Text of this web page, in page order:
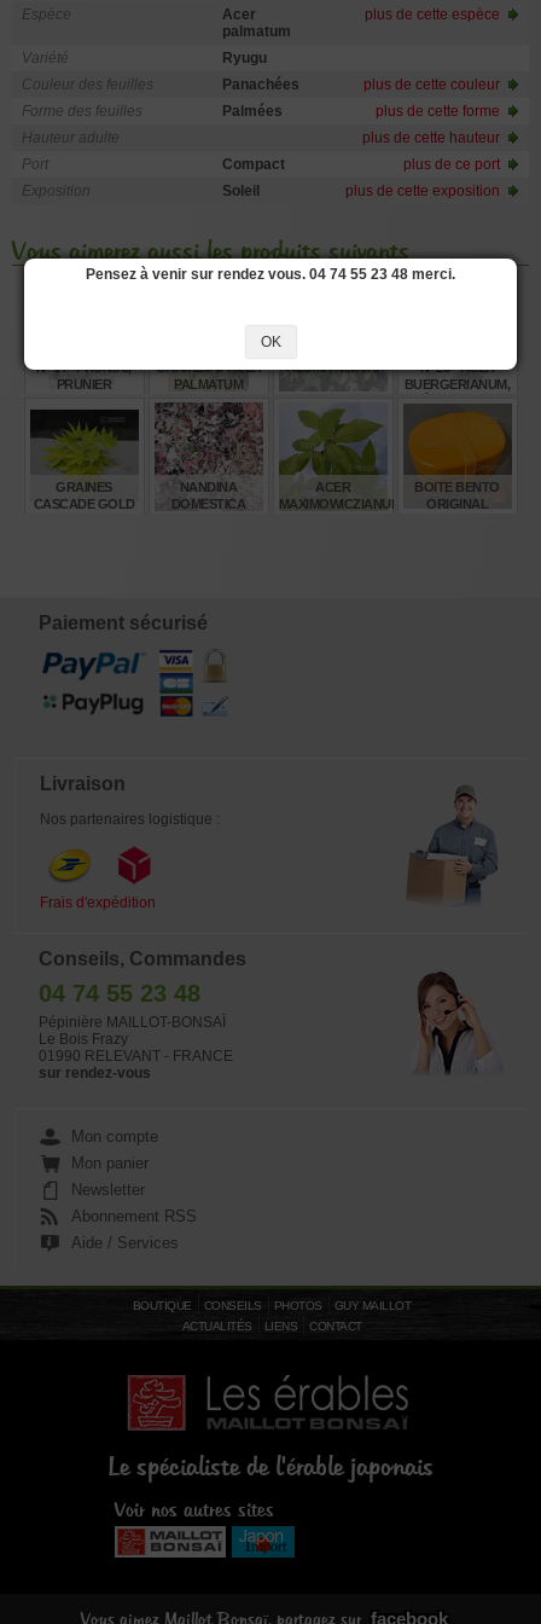
Espèce
Acer
palmatum
plus de cette espèce
Variété
Ryugu
Couleur des feuilles
Panachées
plus de cette couleur
Forme des feuilles
Palmées
plus de cette forme
Hauteur adulte
plus de cette hauteur
Port
Compact
plus de ce port
Exposition
Soleil plus de cette exposition
Vous aimerez aussi les produits suivants
N° 14 - PRUNUS,
PRUNIER
4,00 €
GRAINES D'ACER
PALMATUM
MOONRISE
8,00€
AZUMA NISHIKI
32,00 €
N° 23 - ACER
BUERGERIANUM,
ÉRABLE DE
BURGER PART 1
GRAINES
CASCADE GOLD
NANDINA
DOMESTICA
ACER
MAXIMOWICZIANUM
BOITE BENTO
ORIGINAL
Paiement sécurisé
Livraison
Nos partenaires logistique :
Frais d'expédition
Conseils, Commandes
04 74 55 23 48
Pépinière MAILLOT-BONSAÏ
Le Bois Frazy
01990 RELEVANT - FRANCE
sur rendez-vous
Mon compte
Mon panier
Newsletter
Abonnement RSS
Aide / Services
BOUTIQUE CONSEILS PHOTOS
GUY MAILLOT
ACTUALITÉS
LIENS CONTACT
Le spécialiste de l'érable japonais
Voir nos autres sites
Vous aimez Maillot Bonsaï, partagez sur facebook
Pensez à venir sur rendez vous. 04 74 55 23 48 merci.
OK